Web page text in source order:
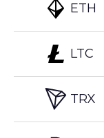
ETH
LTC
TRX